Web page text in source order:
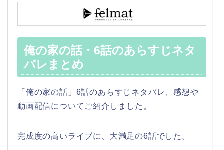
俺の家の話・6話のあらすじネタ
バレまとめ
「俺の家の話」6話のあらすじネタバレ、感想や
動画配信についてご紹介しました。
完成度の高いライブに、大満足の6話でした。